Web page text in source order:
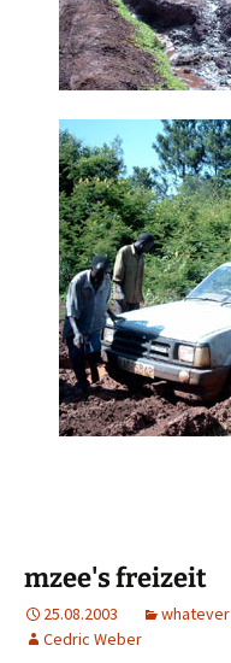
mzee's freizeit
25.08.2003 whatever
Cedric Weber